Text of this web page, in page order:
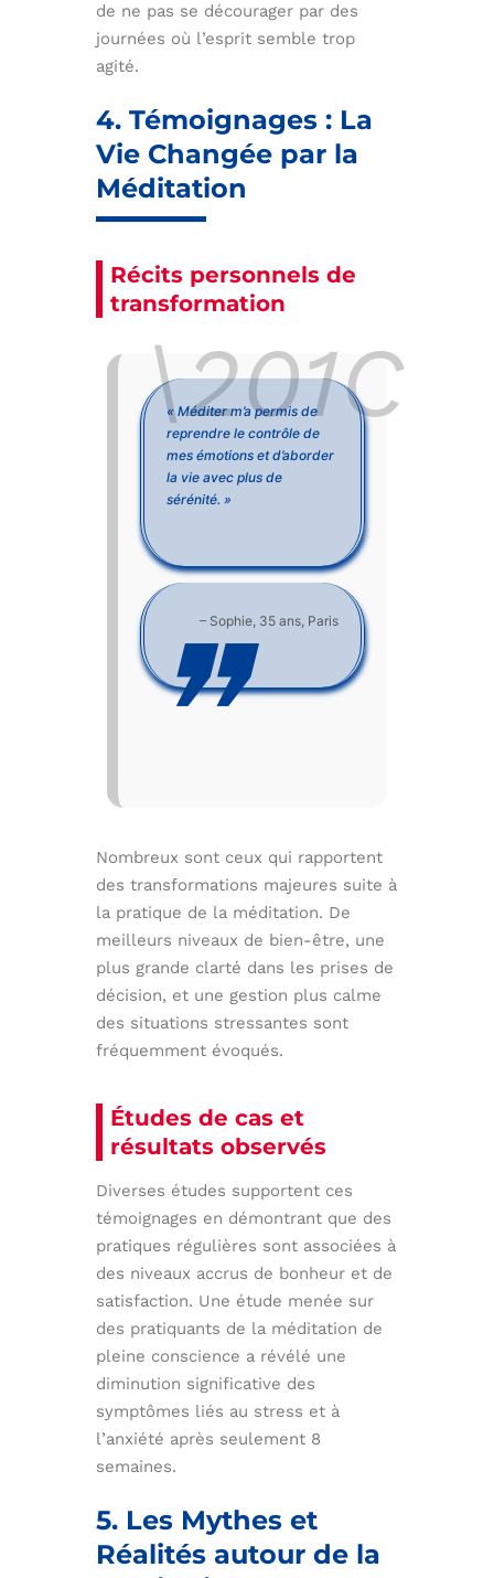
de ne pas se décourager par des
journées où l’esprit semble trop
agité.
4. Témoignages : La
Vie Changée par la
Méditation
Récits personnels de
transformation
« Méditer m’a permis de
reprendre le contrôle de
mes émotions et d’aborder
la vie avec plus de
sérénité. »
– Sophie, 35 ans, Paris
Nombreux sont ceux qui rapportent
des transformations majeures suite à
la pratique de la méditation. De
meilleurs niveaux de bien-être, une
plus grande clarté dans les prises de
décision, et une gestion plus calme
des situations stressantes sont
fréquemment évoqués.
Études de cas et
résultats observés
Diverses études supportent ces
témoignages en démontrant que des
pratiques régulières sont associées à
des niveaux accrus de bonheur et de
satisfaction. Une étude menée sur
des pratiquants de la méditation de
pleine conscience a révélé une
diminution significative des
symptômes liés au stress et à
l’anxiété après seulement 8
semaines.
5. Les Mythes et
Réalités autour de la